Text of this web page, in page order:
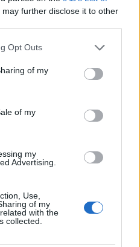
may further disclose it to other
uses one or more Google
behaviour. You may click to
and its third-party tags to
purposes in below Google
Opt Outs
of my
of my
my
Advertising.
Use,
of my
with the
collected.
είναι τελικά πιο υγιεινό